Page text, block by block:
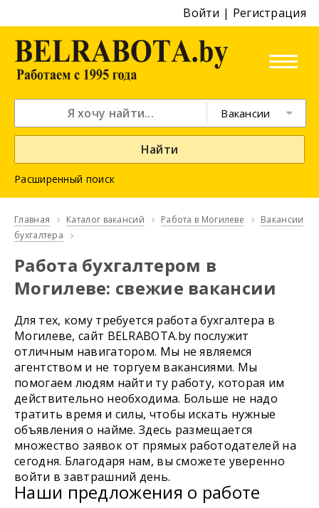
Войти | Регистрация
Вакансии
Найти
Расширенный поиск
Главная Каталог вакансий Работа в Могилеве
Вакансии
бухгалтера
Работа бухгалтером в
Могилеве: свежие вакансии
Для тех, кому требуется работа бухгалтера в
Могилеве, сайт BELRABOTA.by послужит
отличным навигатором. Мы не являемся
агентством и не торгуем вакансиями. Мы
помогаем людям найти ту работу, которая им
действительно необходима. Больше не надо
тратить время и силы, чтобы искать нужные
объявления о найме. Здесь размещается
множество заявок от прямых работодателей на
сегодня. Благодаря нам, вы сможете уверенно
войти в завтрашний день.
Наши предложения о работе